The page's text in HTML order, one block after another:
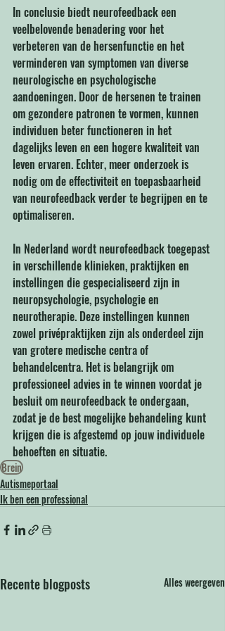
In conclusie biedt neurofeedback een
veelbelovende benadering voor het
verbeteren van de hersenfunctie en het
verminderen van symptomen van diverse
neurologische en psychologische
aandoeningen. Door de hersenen te trainen
om gezondere patronen te vormen, kunnen
individuen beter functioneren in het
dagelijks leven en een hogere kwaliteit van
leven ervaren. Echter, meer onderzoek is
nodig om de effectiviteit en toepasbaarheid
van neurofeedback verder te begrijpen en te
optimaliseren.
In Nederland wordt neurofeedback toegepast
in verschillende klinieken, praktijken en
instellingen die gespecialiseerd zijn in
neuropsychologie, psychologie en
neurotherapie. Deze instellingen kunnen
zowel privépraktijken zijn als onderdeel zijn
van grotere medische centra of
behandelcentra. Het is belangrijk om
professioneel advies in te winnen voordat je
besluit om neurofeedback te ondergaan,
zodat je de best mogelijke behandeling kunt
krijgen die is afgestemd op jouw individuele
behoeften en situatie.
Brein
Autismeportaal
Ik ben een professional
Recente blogposts Alles weergeven